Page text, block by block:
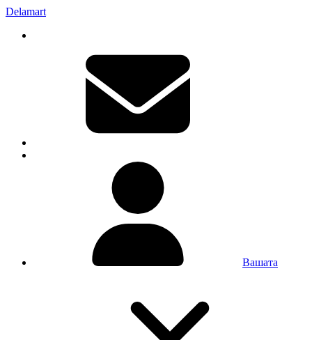
Delamart
Вашата